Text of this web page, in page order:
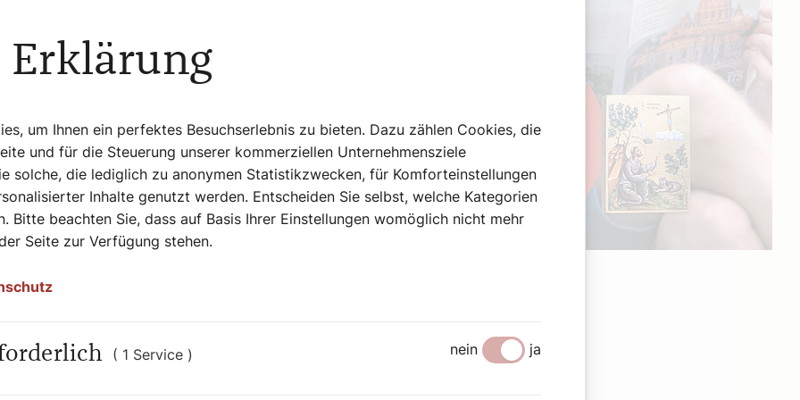
– zu Schweinebraten.
eine Schüssel mit Wasser reiben und in
mit Salz und 1 Esslöffel Fett aufkochen,
rühren der sich vom Topfboden
Erklärung
um Ihnen ein perfektes Besuchserlebnis zu bieten. Dazu zählen Cookies, die
und für die Steuerung unserer kommerziellen Unternehmensziele
solche, die lediglich zu anonymen Statistikzwecken, für Komforteinstellungen
Inhalte genutzt werden. Entscheiden Sie selbst, welche Kategorien
Bitte beachten Sie, dass auf Basis Ihrer Einstellungen womöglich nicht mehr
Seite zur Verfügung stehen.
( 1 Service ) nein ja